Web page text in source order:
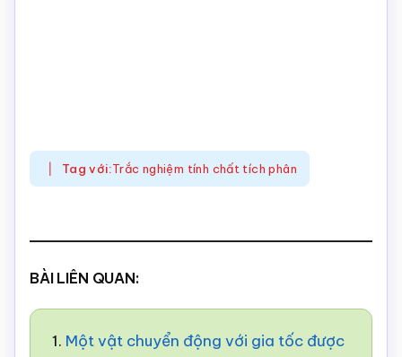
Tag với:Trắc nghiệm tính chất tích phân
BÀI LIÊN QUAN:
1. Một vật chuyển động với gia tốc được